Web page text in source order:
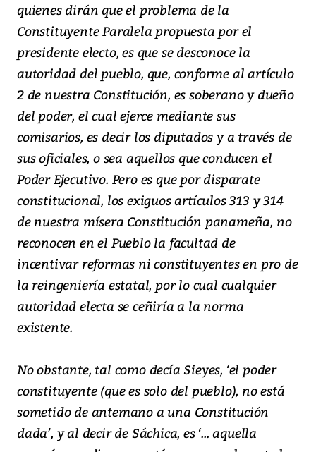
quienes dirán que el problema de la
Constituyente Paralela propuesta por el
presidente electo, es que se desconoce la
autoridad del pueblo, que, conforme al artículo
2 de nuestra Constitución, es soberano y dueño
del poder, el cual ejerce mediante sus
comisarios, es decir los diputados y a través de
sus oficiales, o sea aquellos que conducen el
Poder Ejecutivo. Pero es que por disparate
constitucional, los exiguos artículos 313 y 314
de nuestra mísera Constitución panameña, no
reconocen en el Pueblo la facultad de
incentivar reformas ni constituyentes en pro de
la reingeniería estatal, por lo cual cualquier
autoridad electa se ceñiría a la norma
existente.
No obstante, tal como decía Sieyes, ‘el poder
constituyente (que es solo del pueblo), no está
sometido de antemano a una Constitución
dada’, y al decir de Sáchica, es ‘... aquella